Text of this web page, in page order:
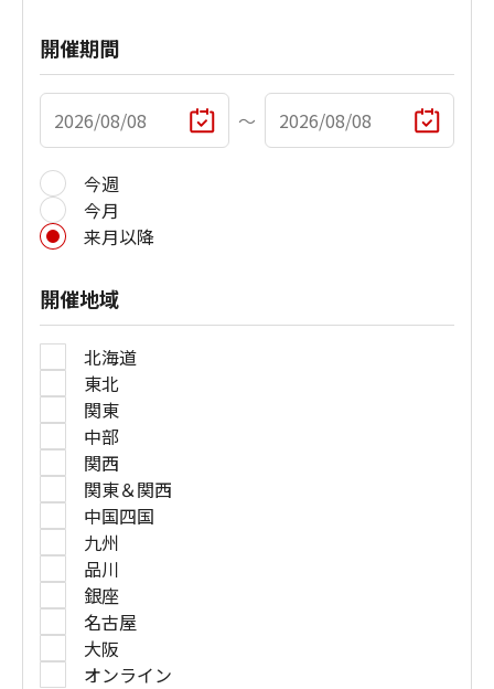
開催期間
〜
今週
今月
来月以降
開催地域
北海道
東北
関東
中部
関西
関東＆関西
中国四国
九州
品川
銀座
名古屋
大阪
オンライン